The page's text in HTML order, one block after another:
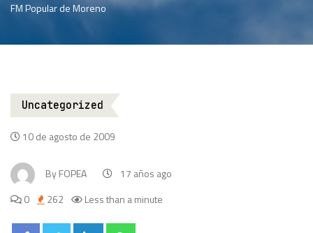
FM Popular de Moreno
Uncategorized
10 de agosto de 2009
ByFOPEA
17 años ago
0
262 Less than a minute